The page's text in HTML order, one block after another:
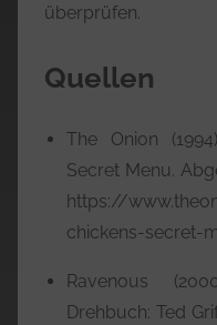
überprüfen.
Quellen
The Onion
Secret Menu.
https://
chickens-secret-
Ravenous
Drehbuch: Ted